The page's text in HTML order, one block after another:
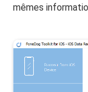
mêmes